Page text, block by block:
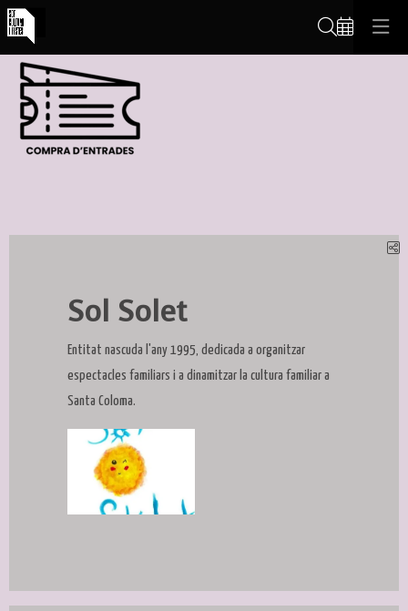
Sol Solet
Entitat nascuda l'any 1995, dedicada a organitzar
espectacles familiars i a dinamitzar la cultura familiar a
Santa Coloma.